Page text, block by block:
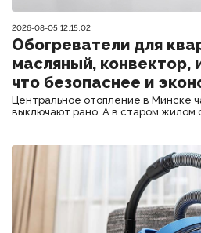
2026-08-05 12:15:02
Обогреватели для
масляный,
что безопаснее и
Центральное отопление в Минске
выключают рано. А в старом жилом
необходимость. Но какой выбрать?